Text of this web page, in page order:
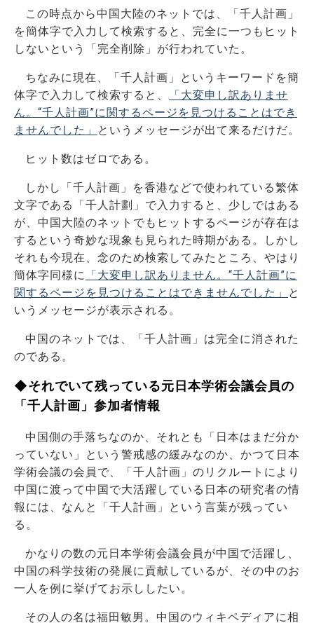
この時点から中国大陸のネットでは、「千人計画」
を簡体字で入力して検索すると、完全に一つもヒット
しないという「完全削除」が行われていた。
ちなみに現在、「千人計画」というキーワードを簡
体字で入力して検索すると、
「大変申し訳ありませ
ん。“千人計画”に関するページを見つけることはでき
ませんでした」
というメッセージが出て来るだけだ。
ヒット数はゼロである。
しかし「千人計画」を香港などで使われている繁体
文字である「千人計劃」で入力すると、少しではある
が、中国大陸のネットでもヒットするページが存在は
するという奇妙な現象も見られた時期がある。しかし
それも今現在、念のため検索してみたところ、やはり
簡体字同様に 「大変申し訳ありません。“千人計画”に
関するページを見つけることはできませんでした」
と
いうメッセージが表示される。
中国のネットでは、「千人計画」は完全に消された
のである。
◆それでいて残っている元日本学術会議会員の
「千人計画」参加者情報
中国側の手落ちなのか、それとも「日本はまだ分か
っていない」という警戒感の緩みなのか、かつて日本
学術会議の会員で、「千人計画」のリクルートにより
中国に渡って中国で大活躍している日本の研究者の情
報には、なんと「千人計画」という言葉が残ってい
る。
かなりの数の元日本学術会議会員が中国で活躍し、
中国の科学技術の発展に貢献しているが、その中のお
一人を例に挙げてお示ししたい。
その人の名は福田敏男。中国のウィキペディアに相